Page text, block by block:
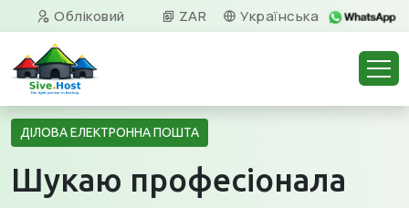
Обліковий
запис
ZAR Українська
ДІЛОВА ЕЛЕКТРОННА ПОШТА
Шукаю професіонала